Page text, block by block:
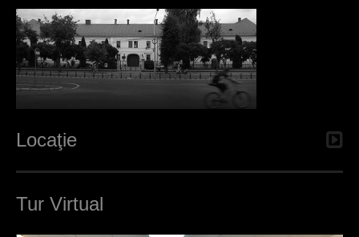
Locaţie
Tur Virtual